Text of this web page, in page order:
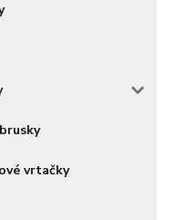
vrtačky